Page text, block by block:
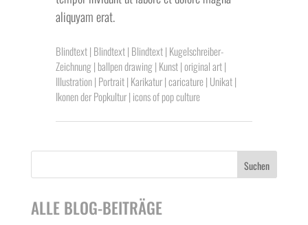
aliquyam erat.
Blindtext | Blindtext | Blindtext | Kugelschreiber-
Zeichnung | ballpen drawing | Kunst | original art |
Illustration | Portrait | Karikatur | caricature | Unikat |
Ikonen der Popkultur | icons of pop culture
Suchen
ALLE BLOG-BEITRÄGE